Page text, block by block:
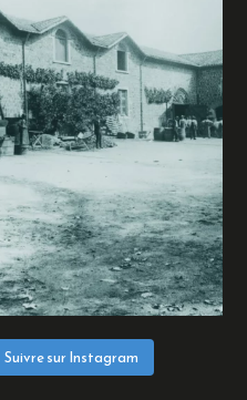
Suivre sur Instagram